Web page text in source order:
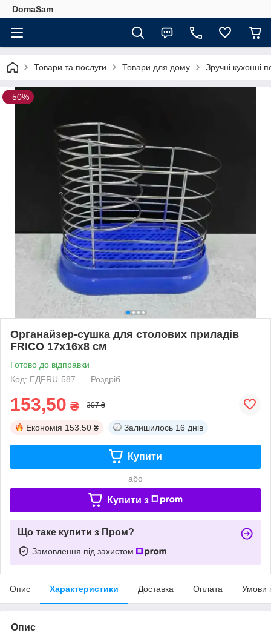
DomaSam
Товари та послуги Товари для дому Зручні кухонні
–50%
Органайзер-сушка для столових приладів
FRICO 17x16x8 см
Готово до відправки
Код: ЕДFRU-587
Роздріб
153,50 ₴ 307 ₴
Економія 153.50 ₴ Залишилось 16 днів
Купити
або
Купити з
Що таке купити з Пром?
Замовлення під захистом
Опис Характеристики Доставка Оплата Умови
Опис